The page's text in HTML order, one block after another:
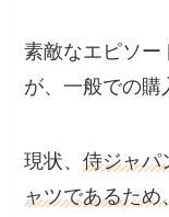
素敵なエピソー
が、一般での購
現状、侍ジャパ
ャツであるため